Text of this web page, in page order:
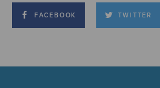
FACEBOOK TWITTER